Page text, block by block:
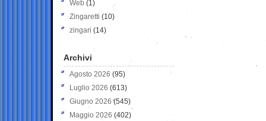
Web (1)
Zingaretti (10)
zingari (14)
Archivi
Agosto 2026 (95)
Luglio 2026 (613)
Giugno 2026 (545)
Maggio 2026 (402)